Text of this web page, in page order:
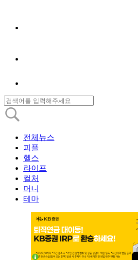
전체뉴스
피플
헬스
라이프
컬처
머니
테마